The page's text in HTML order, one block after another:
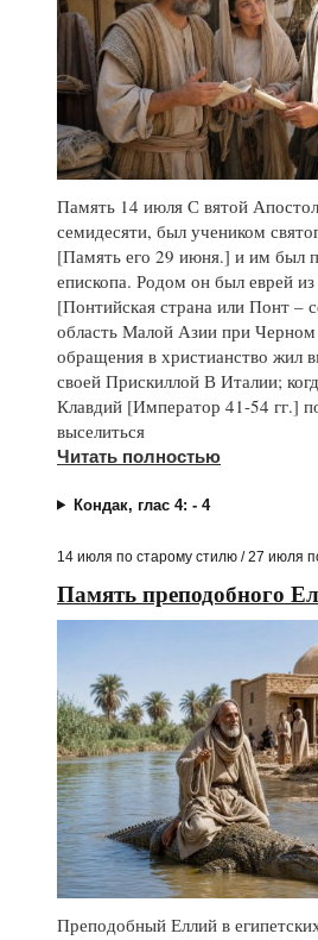
Память 14 июля С вятой
семидесяти, был учеником
[Память его 29 июня.] и им был
епископа. Родом он был еврей
[Понтийская страна или Понт –
область Малой Азии при
обращения в христианство жил
своей Прискиллой В Италии;
Клавдий [Император 41-54 гг.]
выселиться
Читать полностью
Кондак, глас 4: - 4
14 июля по старому стилю / 27 июля
Память преподобного
Преподобный Еллий в